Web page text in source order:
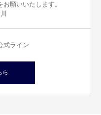
願いいたします。
式ライン
ら